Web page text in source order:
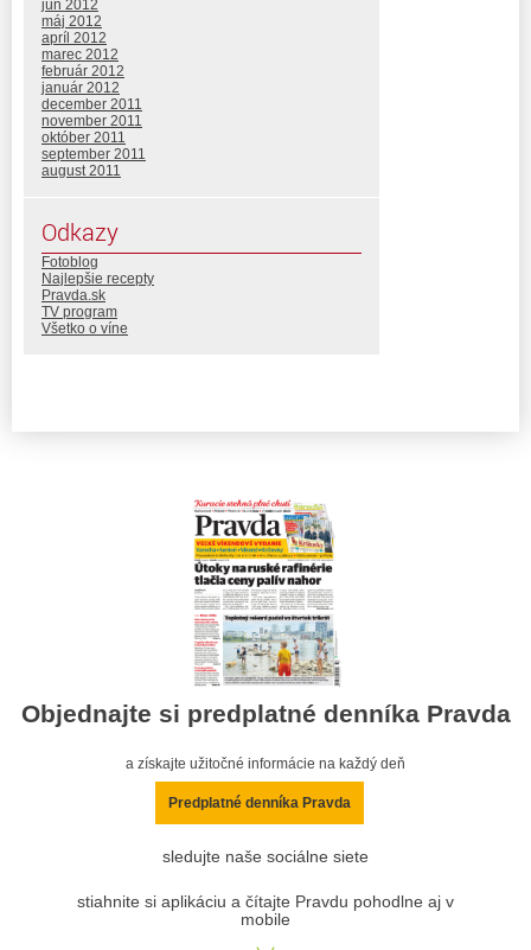
jún 2012
máj 2012
apríl 2012
marec 2012
február 2012
január 2012
december 2011
november 2011
október 2011
september 2011
august 2011
Odkazy
Fotoblog
Najlepšie recepty
Pravda.sk
TV program
Všetko o víne
Objednajte si predplatné denníka Pravda
a získajte užitočné informácie na každý deň
Predplatné denníka Pravda
sledujte naše sociálne siete
stiahnite si aplikáciu a čítajte Pravdu pohodlne aj v
mobile